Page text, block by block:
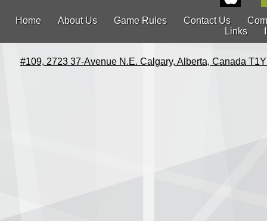
Home About Us Game Rules Contact Us
Links
#109, 2723 37-Avenue N.E. Calgary, Alberta, Canada